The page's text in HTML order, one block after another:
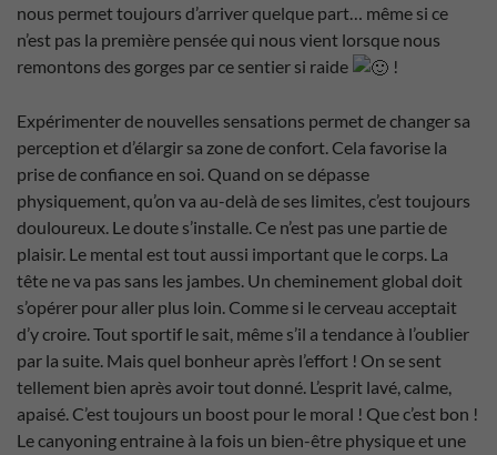
nous permet toujours d’arriver quelque part… même si ce
n’est pas la première pensée qui nous vient lorsque nous
remontons des gorges par ce sentier si raide
!
Expérimenter de nouvelles sensations permet de changer sa
perception et d’élargir sa zone de confort. Cela favorise la
prise de confiance en soi. Quand on se dépasse
physiquement, qu’on va au-delà de ses limites, c’est toujours
douloureux. Le doute s’installe. Ce n’est pas une partie de
plaisir. Le mental est tout aussi important que le corps. La
tête ne va pas sans les jambes. Un cheminement global doit
s’opérer pour aller plus loin. Comme si le cerveau acceptait
d’y croire. Tout sportif le sait, même s’il a tendance à l’oublier
par la suite. Mais quel bonheur après l’effort ! On se sent
tellement bien après avoir tout donné. L’esprit lavé, calme,
apaisé. C’est toujours un boost pour le moral ! Que c’est bon !
Le canyoning entraine à la fois un bien-être physique et une